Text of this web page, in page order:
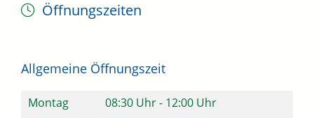
Öffnungszeiten
Allgemeine Öffnungszeit
Montag 08:30 Uhr- 12:00 Uhr